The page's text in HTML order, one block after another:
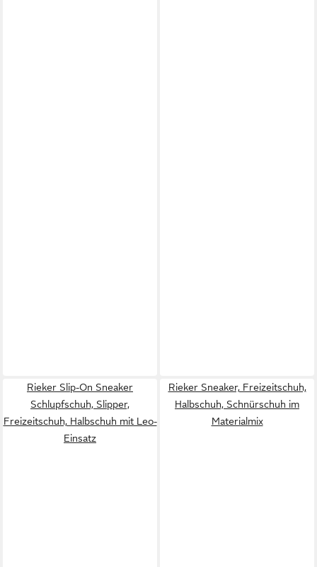
Rieker Slip-On Sneaker
Schlupfschuh, Slipper,
Freizeitschuh, Halbschuh mit Leo-
Einsatz
Rieker Sneaker, Freizeitschuh,
Halbschuh, Schnürschuh im
Materialmix